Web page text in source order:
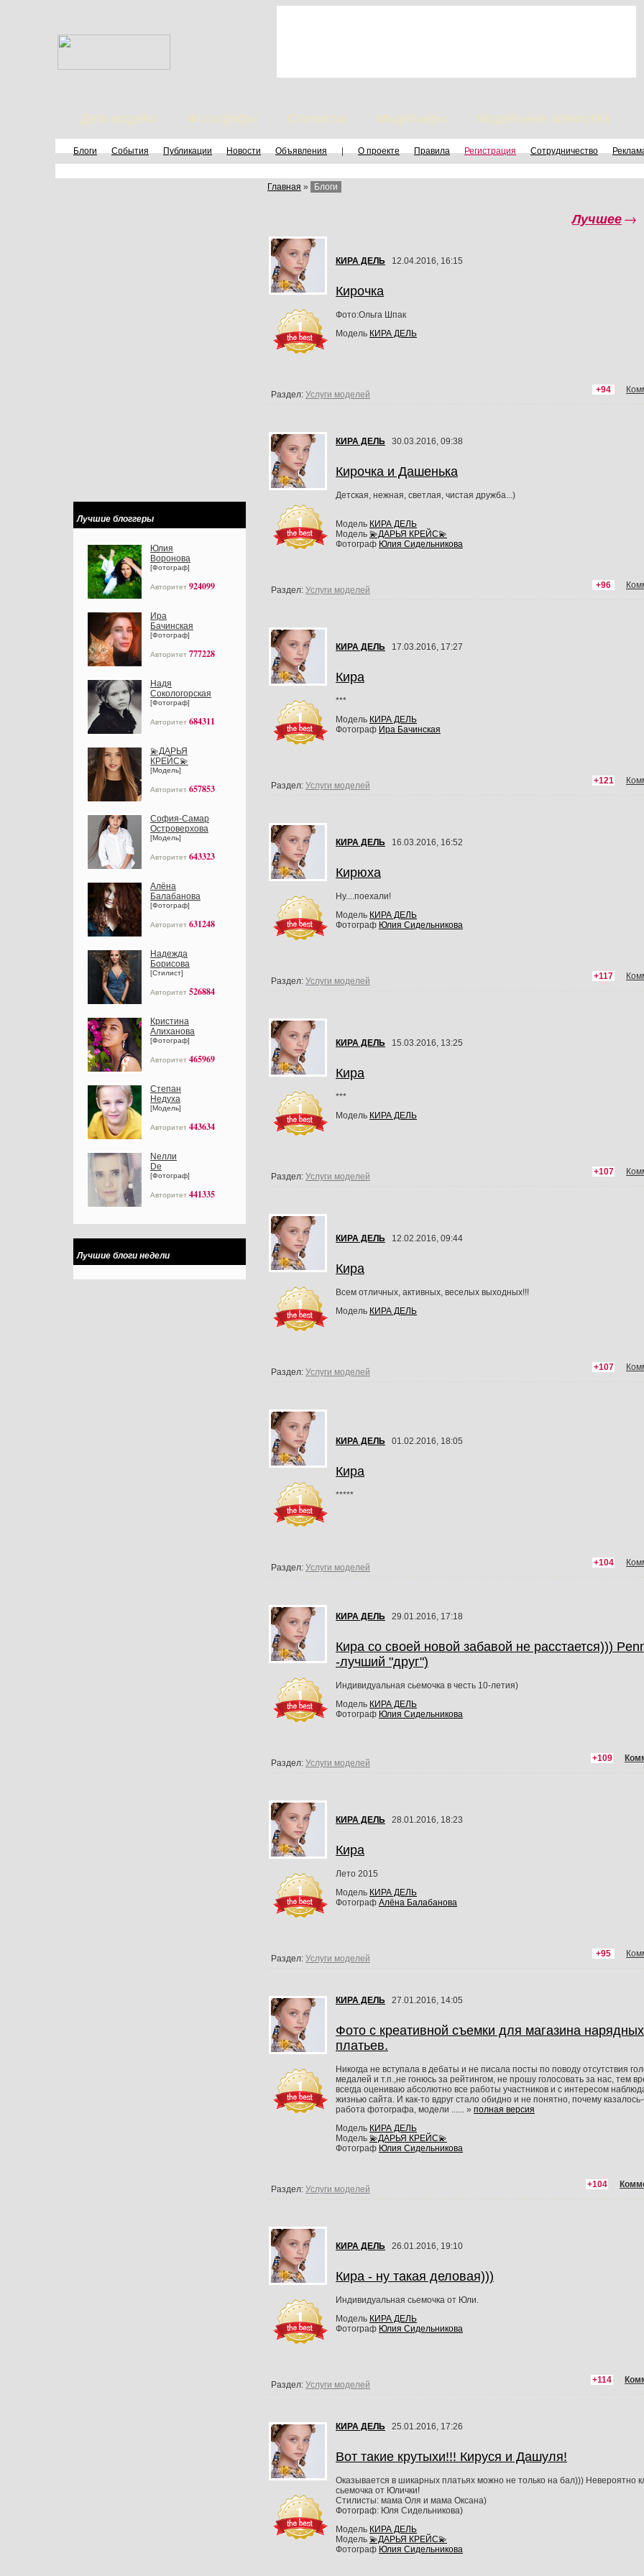
Дети модели Фотографы Стилисты Модельеры Модельные агентства
Блоги События Публикации Новости Объявления | О проекте Правила Регистрация Сотрудничество
Лучшие блоггеры
Юлия
Воронова
[Фотограф]
Авторитет 924099
Ира
Бачинская
[Фотограф]
Авторитет 777228
Надя
Сокологорская
[Фотограф]
Авторитет 684311
💫ДАРЬЯ
КРЕЙС💫
[Модель]
Авторитет 657853
София-Самар
Островерхова
[Модель]
Авторитет 643323
Алёна
Балабанова
[Фотограф]
Авторитет 631248
Надежда
Борисова
[Стилист]
Авторитет 526884
Кристина
Алиханова
[Фотограф]
Авторитет 465969
Степан
Недуха
[Модель]
Авторитет 443634
Nелли
Dе
[Фотограф]
Авторитет 441335
Лучшие блоги недели
Главная » Блоги
Лучшее→
КИРА ДЕЛЬ 12.04.2016, 16:15
Кирочка
Фото:Ольга Шпак
Модель КИРА ДЕЛЬ
+94
Раздел: Услуги моделей
КИРА ДЕЛЬ 30.03.2016, 09:38
Кирочка и Дашенька
Детская, нежная, светлая, чистая дружба...)
Модель КИРА ДЕЛЬ
Модель 💫ДАРЬЯ КРЕЙС💫
Фотограф Юлия Сидельникова
+96
Раздел: Услуги моделей
КИРА ДЕЛЬ 17.03.2016, 17:27
Кира
***
Модель КИРА ДЕЛЬ
Фотограф Ира Бачинская
+121
Раздел: Услуги моделей
КИРА ДЕЛЬ 16.03.2016, 16:52
Кирюха
Ну....поехали!
Модель КИРА ДЕЛЬ
Фотограф Юлия Сидельникова
+117
Раздел: Услуги моделей
КИРА ДЕЛЬ 15.03.2016, 13:25
Кира
***
Модель КИРА ДЕЛЬ
+107
Раздел: Услуги моделей
КИРА ДЕЛЬ 12.02.2016, 09:44
Кира
Всем отличных, активных, веселых выходных!!!
Модель КИРА ДЕЛЬ
+107
Раздел: Услуги моделей
КИРА ДЕЛЬ 01.02.2016, 18:05
Кира
*****
+104
Раздел: Услуги моделей
КИРА ДЕЛЬ 29.01.2016, 17:18
Кира со своей новой забавой не расстается)))
-лучший "друг")
Индивидуальная сьемочка в честь 10-летия)
Модель КИРА ДЕЛЬ
Фотограф Юлия Сидельникова
+109
Раздел: Услуги моделей
КИРА ДЕЛЬ 28.01.2016, 18:23
Кира
Лето 2015
Модель КИРА ДЕЛЬ
Фотограф Алёна Балабанова
+95
Раздел: Услуги моделей
КИРА ДЕЛЬ 27.01.2016, 14:05
Фото с креативной съемки для магазина нарядных
платьев.
Никогда не вступала в дебаты и не писала посты по поводу отсутствия
медалей и т.п.,не гонюсь за рейтингом, не прошу голосовать за нас, тем
всегда оцениваю абсолютно все работы участников и с интересом
жизнью сайта. И как-то вдруг стало обидно и не понятно, почему
работа фотографа, модели ...... » полная версия
Модель КИРА ДЕЛЬ
Модель 💫ДАРЬЯ КРЕЙС💫
Фотограф Юлия Сидельникова
+104
Раздел: Услуги моделей
КИРА ДЕЛЬ 26.01.2016, 19:10
Кира - ну такая деловая)))
Индивидуальная сьемочка от Юли.
Модель КИРА ДЕЛЬ
Фотограф Юлия Сидельникова
+114
Раздел: Услуги моделей
КИРА ДЕЛЬ 25.01.2016, 17:26
Вот такие крутыхи!!! Кируся и Дашуля!
Оказывается в шикарных платьях можно не только на бал))) Невероятно
сьемочка от Юлички!
Стилисты: мама Оля и мама Оксана)
Фотограф: Юля Сидельникова)
Модель КИРА ДЕЛЬ
Модель 💫ДАРЬЯ КРЕЙС💫
Фотограф Юлия Сидельникова